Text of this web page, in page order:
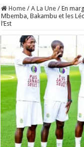
Home / A La Une / En
Mbemba, Bakambu et les
l’Est